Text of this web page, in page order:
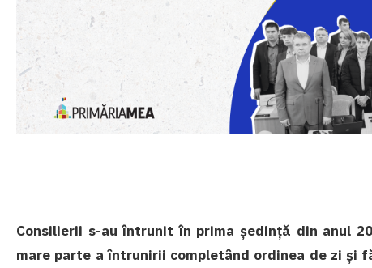
Consilierii s-au întrunit în prima ședință din anul
mare parte a întrunirii completând ordinea de zi și